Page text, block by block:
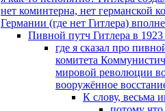
нет коминтерна, нет германской
Германии (где нет Гитлера)
Пивной путч Гитлера в
где я сказал про
комитета
мировой революции во
вооружённое
К слову, весьма